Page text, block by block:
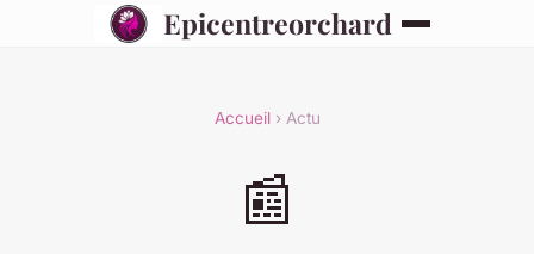
Epicentreorchard
Accueil› Actu
📰